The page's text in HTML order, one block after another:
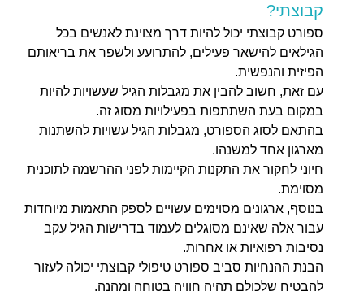
קבוצתי?
ספורט קבוצתי יכול להיות דרך מצוינת לאנשים בכל
הגילאים להישאר פעילים, להתרועע ולשפר את בריאותם
הפיזית והנפשית.
עם זאת, חשוב להבין את מגבלות הגיל שעשויות להיות
במקום בעת השתתפות בפעילויות מסוג זה.
בהתאם לסוג הספורט, מגבלות הגיל עשויות להשתנות
מארגון אחד למשנהו.
חיוני לחקור את התקנות הקיימות לפני ההרשמה לתוכנית
מסוימת.
בנוסף, ארגונים מסוימים עשויים לספק התאמות מיוחדות
עבור אלה שאינם מסוגלים לעמוד בדרישות הגיל עקב
נסיבות רפואיות או אחרות.
הבנת ההנחיות סביב ספורט טיפולי קבוצתי יכולה לעזור
להבטיח שלכולם תהיה חוויה בטוחה ומהנה.